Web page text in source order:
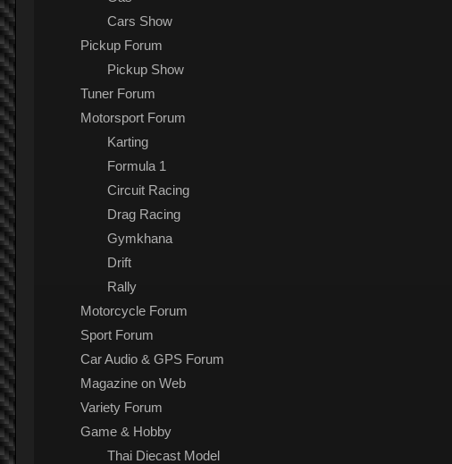
Cars Show
Pickup Forum
Pickup Show
Tuner Forum
Motorsport Forum
Karting
Formula 1
Circuit Racing
Drag Racing
Gymkhana
Drift
Rally
Motorcycle Forum
Sport Forum
Car Audio & GPS Forum
Magazine on Web
Variety Forum
Game & Hobby
Thai Diecast Model